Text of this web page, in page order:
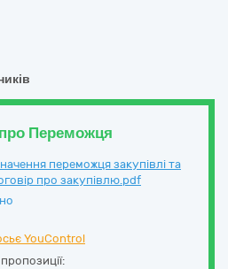
Переможця
переможця закупівлі та
про закупівлю.pdf
YouControl